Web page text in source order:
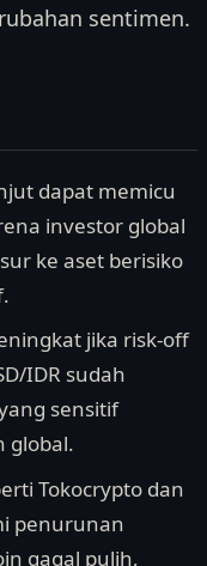
sentimen.
dapat memicu
investor global
ke aset berisiko
jika risk-off
IDR sudah
sensitif
global.
Tokocrypto dan
penurunan
gagal pulih,